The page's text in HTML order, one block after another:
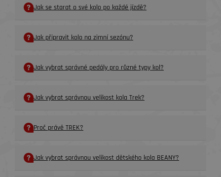
Jak se starat o své kolo po každé jízdě?
Jak připravit kolo na zimní sezónu?
Jak vybrat správné pedály pro různé typy kol?
Jak vybrat správnou velikost kola Trek?
Proč právě TREK?
Jak vybrat správnou velikost dětského kola BEANY?